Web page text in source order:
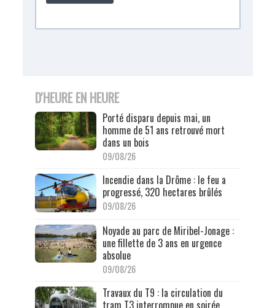
D'HEURE EN HEURE
Porté disparu depuis mai, un
homme de 51 ans retrouvé mort
dans un bois
09/08/26
Incendie dans la Drôme : le feu a
progressé, 320 hectares brûlés
09/08/26
Noyade au parc de Miribel-Jonage :
une fillette de 3 ans en urgence
absolue
09/08/26
Travaux du T9 : la circulation du
tram T3 interrompue en soirée